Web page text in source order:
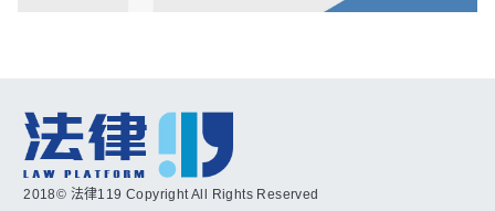
2018© 法律119 Copyright All Rights Reserved